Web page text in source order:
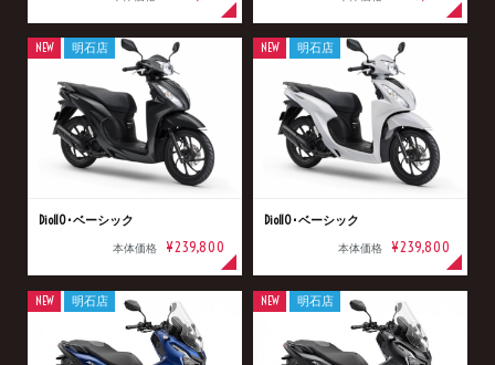
Dio110･ベーシック
本体価格 ¥239,800
NEW 明石店
Dio110･ベーシック
本体価格 ¥239,800
NEW 明石店
NEW 明石店 NEW 明石店